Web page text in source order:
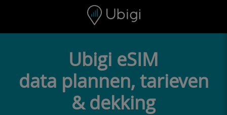
Navigatiebalk Voettekst
Ubigi eSIM
data plannen, tarieven
& dekking